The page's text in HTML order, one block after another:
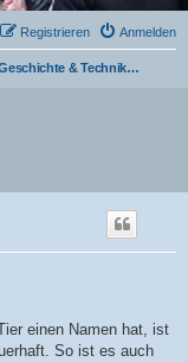
Anmelden
Registrieren
Geschichte & Technik der GSX 1100 F
einen Namen hat, ist
So ist es auch